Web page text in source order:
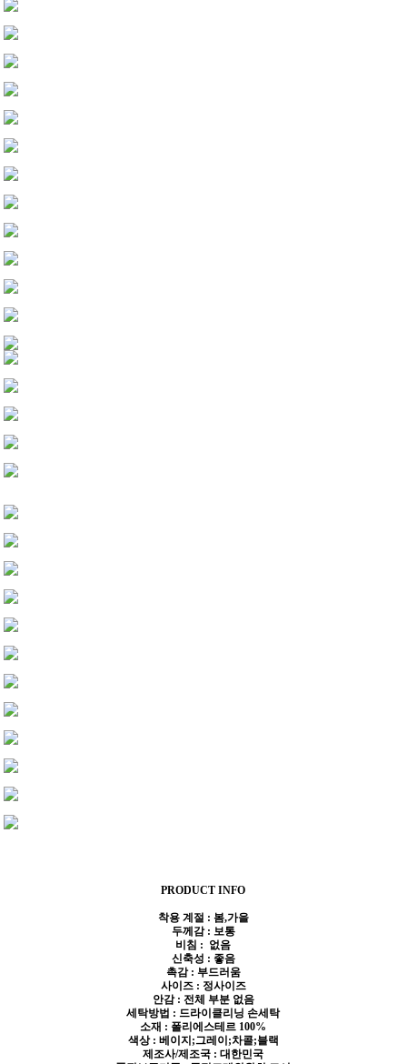
PRODUCT INFO
착용 계절 : 봄,가을
두께감 : 보통
비침 : 없음
신축성 : 좋음
촉감 : 부드러움
사이즈 : 정사이즈
안감 : 전체 부분 없음
세탁방법 : 드라이클리닝 손세탁
소재 : 폴리에스테르 100%
색상 : 베이지;그레이;차콜;블랙
제조사/제조국 : 대한민국